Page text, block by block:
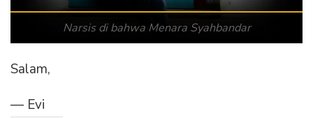
Narsis di bahwa Menara Syahbandar
Salam,
— Evi